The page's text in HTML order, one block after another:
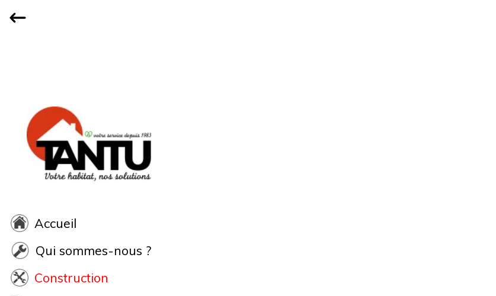
Accueil
Qui sommes-nous ?
Construction